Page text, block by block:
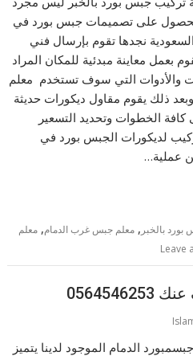
للحصول على تصميمات جبس بورد في
السعودية نجدها تقوم بإرسال فني
بعمل معاينة مبدئية للمكان المراد
والأدوات التي سوف تستخدم معلم
ذلك يقوم مقاول ديكورات حديثة
كافة الخطوات وتحديد التسعير
لديكورات الجبس بورد في
عملية…
بالخبر ,معلم جبس غرب الدمام,معلم
Leave
الدمام الموجود لدينا يتميز